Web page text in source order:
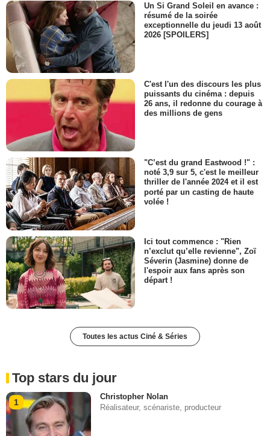
Un Si Grand Soleil en avance :
résumé de la soirée
exceptionnelle du jeudi 13 août
2026 [SPOILERS]
C'est l'un des discours les plus
puissants du cinéma : depuis
26 ans, il redonne du courage à
des millions de gens
"C’est du grand Eastwood !" :
noté 3,9 sur 5, c'est le meilleur
thriller de l'année 2024 et il est
porté par un casting de haute
volée !
Ici tout commence : "Rien
n’exclut qu’elle revienne", Zoï
Séverin (Jasmine) donne de
l'espoir aux fans après son
départ !
Toutes les actus Ciné & Séries
Top stars du jour
1
Christopher Nolan
Réalisateur, scénariste, producteur